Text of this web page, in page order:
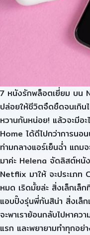
7 หนังรักพล็อตเยี่ยม บน
ปล่อยให้ชีวิตจืดชืดจนเกิ
หวานกันหน่อย! แล้วจะมีอะ
Home ได้ดีไปกว่าการน
ท่ามกลางแอร์เย็นฉ่ำ แถม
มาค่ะ Helena จัดลิสต์หนั
Netflix มาให้ จะประเภ
หมด เริดมั้ยล่ะ สิ่งเล็กเล็
แอบปิ๊งรุ่นพี่กันสิน่า สิ่งเล็
จะพาเราย้อนกลับไปหาค
แรก และพยายามทำทุกอ